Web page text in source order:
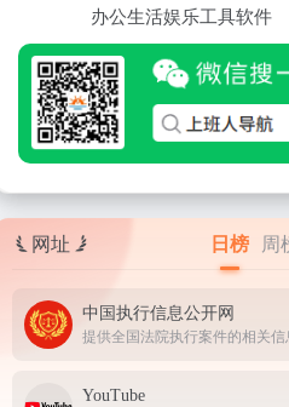
办公生活娱乐工具软件
网址 日榜 周
中国执行信息公开网
YouTube